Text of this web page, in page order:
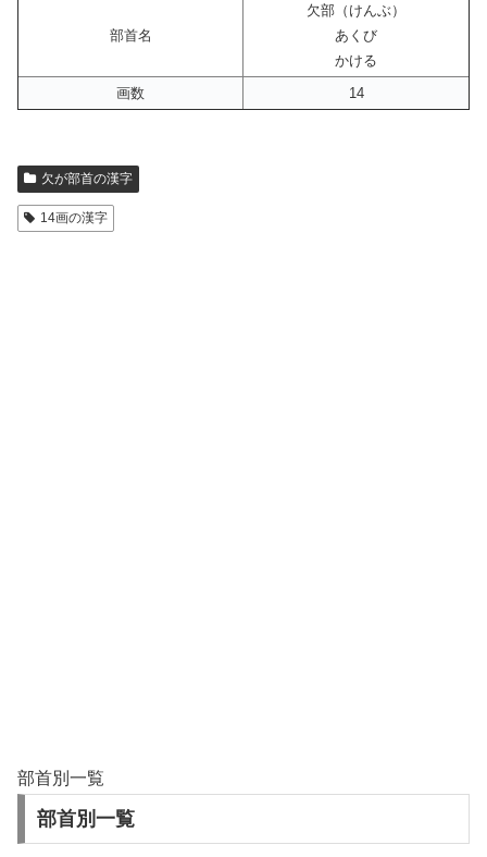
部首名
欠部（けんぶ）
あくび
かける
画数
14
欠が部首の漢字
14画の漢字
部首別一覧
部首別一覧